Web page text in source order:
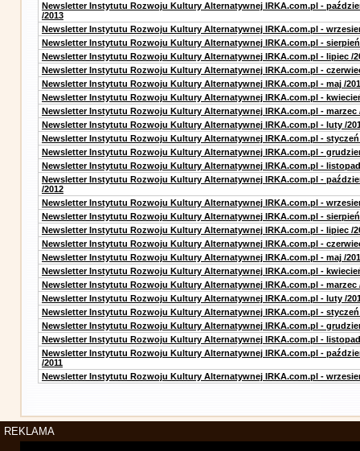
Newsletter Instytutu Rozwoju Kultury Alternatywnej IRKA.com.pl -
/2013
Newsletter Instytutu Rozwoju Kultury Alternatywnej IRKA.com.pl -
Newsletter Instytutu Rozwoju Kultury Alternatywnej IRKA.com.pl - sierpień
Newsletter Instytutu Rozwoju Kultury Alternatywnej IRKA.com.pl - lipiec /
Newsletter Instytutu Rozwoju Kultury Alternatywnej IRKA.com.pl -
Newsletter Instytutu Rozwoju Kultury Alternatywnej IRKA.com.pl - maj /
Newsletter Instytutu Rozwoju Kultury Alternatywnej IRKA.com.pl -
Newsletter Instytutu Rozwoju Kultury Alternatywnej IRKA.com.pl - marzec
Newsletter Instytutu Rozwoju Kultury Alternatywnej IRKA.com.pl - luty /
Newsletter Instytutu Rozwoju Kultury Alternatywnej IRKA.com.pl - styczeń
Newsletter Instytutu Rozwoju Kultury Alternatywnej IRKA.com.pl -
Newsletter Instytutu Rozwoju Kultury Alternatywnej IRKA.com.pl - listopad
Newsletter Instytutu Rozwoju Kultury Alternatywnej IRKA.com.pl -
/2012
Newsletter Instytutu Rozwoju Kultury Alternatywnej IRKA.com.pl -
Newsletter Instytutu Rozwoju Kultury Alternatywnej IRKA.com.pl - sierpień
Newsletter Instytutu Rozwoju Kultury Alternatywnej IRKA.com.pl - lipiec /
Newsletter Instytutu Rozwoju Kultury Alternatywnej IRKA.com.pl -
Newsletter Instytutu Rozwoju Kultury Alternatywnej IRKA.com.pl - maj /
Newsletter Instytutu Rozwoju Kultury Alternatywnej IRKA.com.pl -
Newsletter Instytutu Rozwoju Kultury Alternatywnej IRKA.com.pl - marzec
Newsletter Instytutu Rozwoju Kultury Alternatywnej IRKA.com.pl - luty /
Newsletter Instytutu Rozwoju Kultury Alternatywnej IRKA.com.pl - styczeń
Newsletter Instytutu Rozwoju Kultury Alternatywnej IRKA.com.pl -
Newsletter Instytutu Rozwoju Kultury Alternatywnej IRKA.com.pl - listopad
Newsletter Instytutu Rozwoju Kultury Alternatywnej IRKA.com.pl -
/2011
Newsletter Instytutu Rozwoju Kultury Alternatywnej IRKA.com.pl -
REKLAMA